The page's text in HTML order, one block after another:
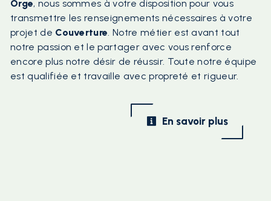
Orge, nous sommes à votre disposition pour vous
transmettre les renseignements nécessaires à votre
projet de Couverture . Notre métier est avant tout
notre passion et le partager avec vous renforce
encore plus notre désir de réussir. Toute notre équipe
est qualifiée et travaille avec propreté et rigueur.
En savoir plus